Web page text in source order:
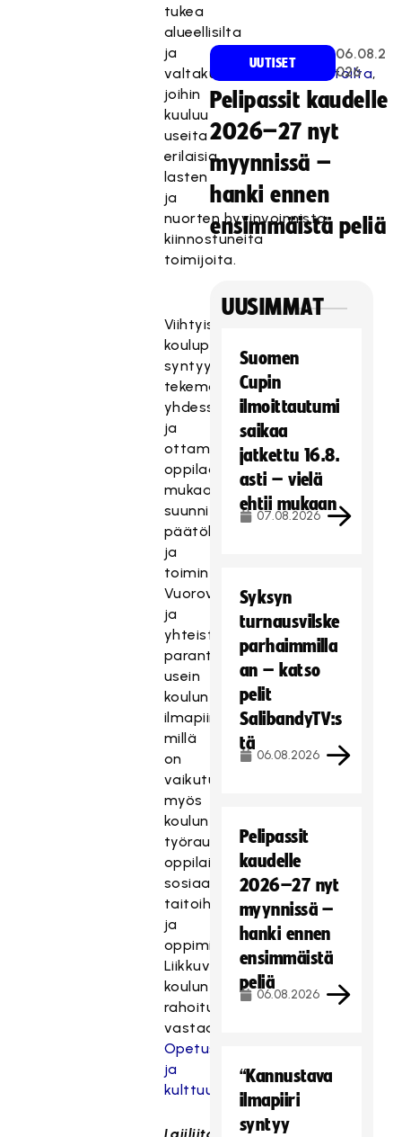
tukea
alueellisilta
ja
valtakunnallisiltaverkostoilta,
joihin
kuuluu
useita
erilaisia
lasten
ja
nuorten hyvinvoinnista
kiinnostuneita
toimijoita.
Viihtyisämpiä
koulupäiviä
syntyy
tekemällä
yhdessä
ja
ottamalla
oppilaat
mukaan
suunnitteluun,
päätöksentekoon
ja
toimintaan.
Vuorovaikutus
ja
yhteistoiminnallisuus
parantavat
usein
koulun
ilmapiiriä,
millä
on
vaikutuksensa
myös
koulun
työrauhaan,
oppilaiden
sosiaalisiin
taitoihin
ja
oppimiseen.
Liikkuvan
koulun
rahoituksesta
vastaa
Opetus-
ja
kulttuuriministeriö
UUTISET
06.08.2
026
Pelipassit kaudelle
2026–27 nyt
myynnissä –
hanki ennen
ensimmäistä peliä
UUSIMMAT
Suomen
Cupin
ilmoittautumi
saikaa
jatkettu 16.8.
asti – vielä
ehtii mukaan
07.08.2026
Syksyn
turnausvilske
parhaimmilla
an – katso
pelit
SalibandyTV:s
tä
06.08.2026
Pelipassit
kaudelle
2026–27 nyt
myynnissä –
hanki ennen
ensimmäistä
peliä
06.08.2026
“Kannustava
ilmapiiri
syntyy